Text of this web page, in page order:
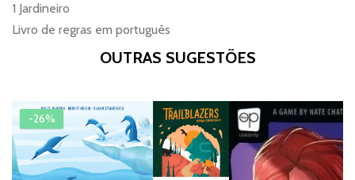
1 Jardineiro
Livro de regras em português
OUTRAS SUGESTÕES
-26%